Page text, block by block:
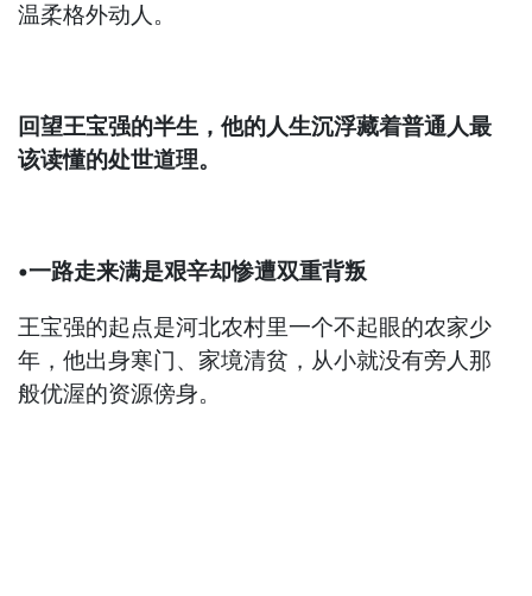
温柔格外动人。
回望王宝强的半生，他的人生沉浮藏着普通人最
该读懂的处世道理。
•一路走来满是艰辛却惨遭双重背叛
王宝强的起点是河北农村里一个不起眼的农家少
年，他出身寒门、家境清贫，从小就没有旁人那
般优渥的资源傍身。